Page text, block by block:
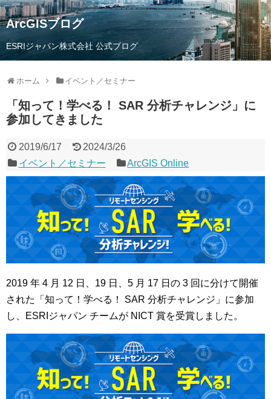
ArcGISブログ
ESRIジャパン株式会社 公式ブログ
ホーム イベント／セミナー
「知って！学べる！ SAR 分析チャレンジ」に
参加してきました
2019/6/17
2024/3/26
イベント／セミナー
ArcGIS Online
2019 年 4 月 12 日、19 日、5 月 17 日の 3 回に分けて開催
された「知って！学べる！ SAR 分析チャレンジ」に参加
し、ESRIジャパン チームが NICT 賞を受賞しました。